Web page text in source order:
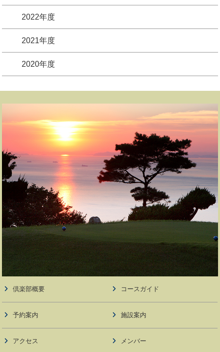
2022年度
2021年度
2020年度
倶楽部概要 コースガイド
予約案内 施設案内
アクセス メンバー